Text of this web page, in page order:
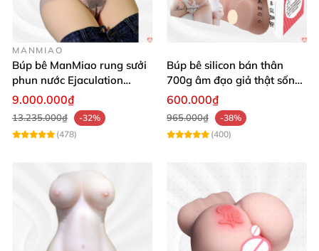
MANMIAO
Búp bê ManMiao rung sưởi
phun nước Ejaculation
Queen chuẩn
9.000.000₫
13.235.000₫
-32%
(478)
Búp bê silicon bán thân
700g âm đạo giả thật sống
động, giá tốt
600.000₫
965.000₫
-38%
(400)